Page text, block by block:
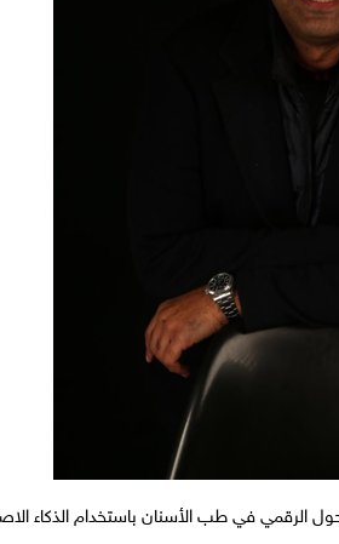
الرقمي في طب الأسنان باستخدام الذكاء